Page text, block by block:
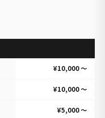
¥10,000 〜
¥10,000 〜
¥5,000 〜